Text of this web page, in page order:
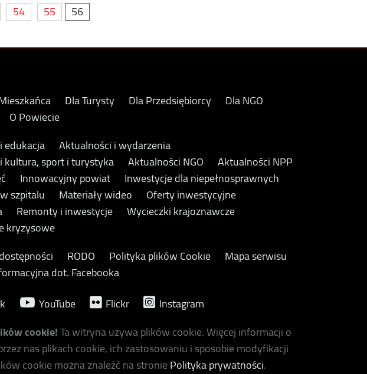
54 55 56
Dla Turysty Dla Przedsiębiorcy
Dla NGO
O Powiecie
Aktualności i wydarzenia
kultura, sport i turystyka
Aktualności NGO
Aktualności NPP
Innowacyjny powiat
Inwestycje dla niepełnosprawnych
szpitalu
Materiały wideo
Oferty inwestycyjne
Remonty i inwestycje
Wycieczki krajoznawcze
kryzysowe
RODO Polityka plików Cookie
Mapa serwisu
dot. Facebooka
YouTube Flickr
Instagram
cookie!Ta witryna używa plików cookie. Więcej informacji o
nas plikach cookie, ich zastosowaniu i sposobie modyfikacji
cookie można znaleźć na stroniePolityka prywatności.